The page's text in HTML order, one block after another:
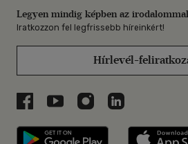
Legyen mindig képben az
Iratkozzon fel legfrissebb híreinkért!
Hírlevél-
Libri a Facebookon
Libri a Youtube-on
Libri azLibri a
Libri